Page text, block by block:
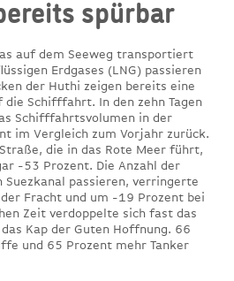
spürbar
auf dem Seeweg transportiert
Erdgases (LNG) passieren
der Huthi zeigen bereits eine
Schifffahrt. In den zehn Tagen
Schifffahrtsvolumen in der
im Vergleich zum Vorjahr zurück.
die in das Rote Meer führt,
-53 Prozent. Die Anzahl der
passieren, verringerte
Fracht und um -19 Prozent bei
Zeit verdoppelte sich fast das
Kap der Guten Hoffnung. 66
und 65 Prozent mehr Tanker